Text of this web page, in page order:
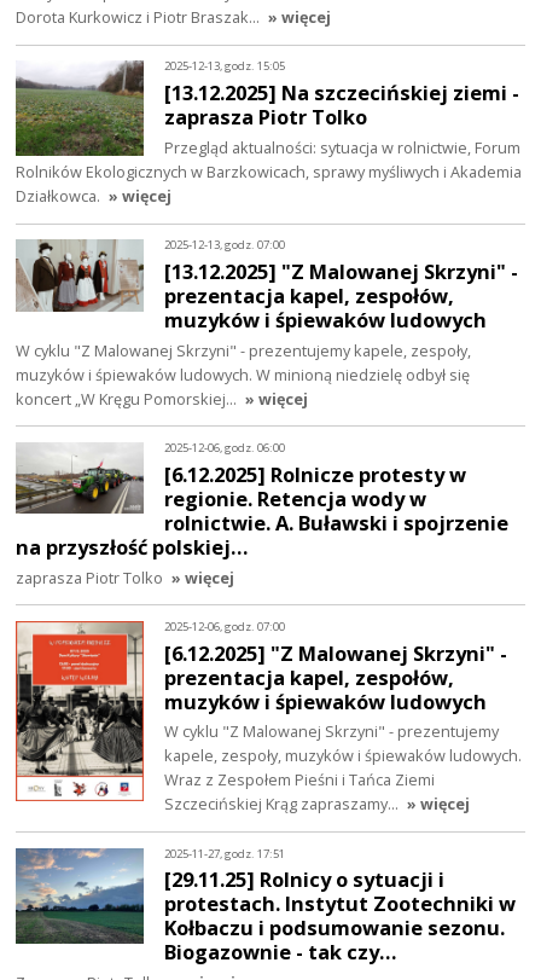
Dorota Kurkowicz i Piotr Braszak… » więcej
2025-12-13, godz. 15:05
[13.12.2025] Na szczecińskiej ziemi -
zaprasza Piotr Tolko
Przegląd aktualności: sytuacja w rolnictwie, Forum
Rolników Ekologicznych w Barzkowicach, sprawy myśliwych i Akademia
Działkowca. » więcej
2025-12-13, godz. 07:00
[13.12.2025] "Z Malowanej Skrzyni" -
prezentacja kapel, zespołów,
muzyków i śpiewaków ludowych
W cyklu "Z Malowanej Skrzyni" - prezentujemy kapele, zespoły,
muzyków i śpiewaków ludowych. W minioną niedzielę odbył się
koncert „W Kręgu Pomorskiej… » więcej
2025-12-06, godz. 06:00
[6.12.2025] Rolnicze protesty w
regionie. Retencja wody w
rolnictwie. A. Buławski i spojrzenie
na przyszłość polskiej…
zaprasza Piotr Tolko » więcej
2025-12-06, godz. 07:00
[6.12.2025] "Z Malowanej Skrzyni" -
prezentacja kapel, zespołów,
muzyków i śpiewaków ludowych
W cyklu "Z Malowanej Skrzyni" - prezentujemy
kapele, zespoły, muzyków i śpiewaków ludowych.
Wraz z Zespołem Pieśni i Tańca Ziemi
Szczecińskiej Krąg zapraszamy… » więcej
2025-11-27, godz. 17:51
[29.11.25] Rolnicy o sytuacji i
protestach. Instytut Zootechniki w
Kołbaczu i podsumowanie sezonu.
Biogazownie - tak czy…